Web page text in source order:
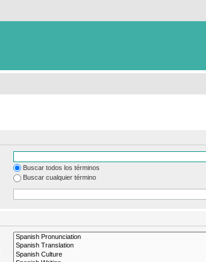
Buscar todos los términos
Buscar cualquier término